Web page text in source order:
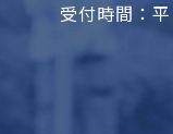
受付時間：